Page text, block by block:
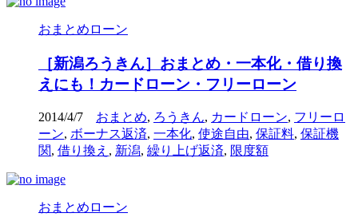
おまとめローン
［新潟ろうきん］おまとめ・一本化・借り換
えにも！カードローン・フリーローン
2014/4/7 おまとめ, ろうきん, カードローン, フリーロ
ーン, ボーナス返済, 一本化, 使途自由, 保証料, 保証機
関, 借り換え , 新潟, 繰り上げ返済, 限度額
おまとめローン